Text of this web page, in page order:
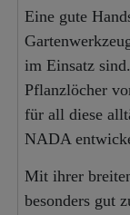
Eine gute
im Einsatz
Pflanzlöcher
für all diese
NADA
Mit ihrer
besonders gut